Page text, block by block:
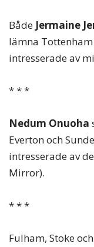
Både Jermaine
lämna
intresserade av
* * *
Nedum Onuoha
Everton och
intresserade av
Mirror).
* * *
Fulham, Stoke